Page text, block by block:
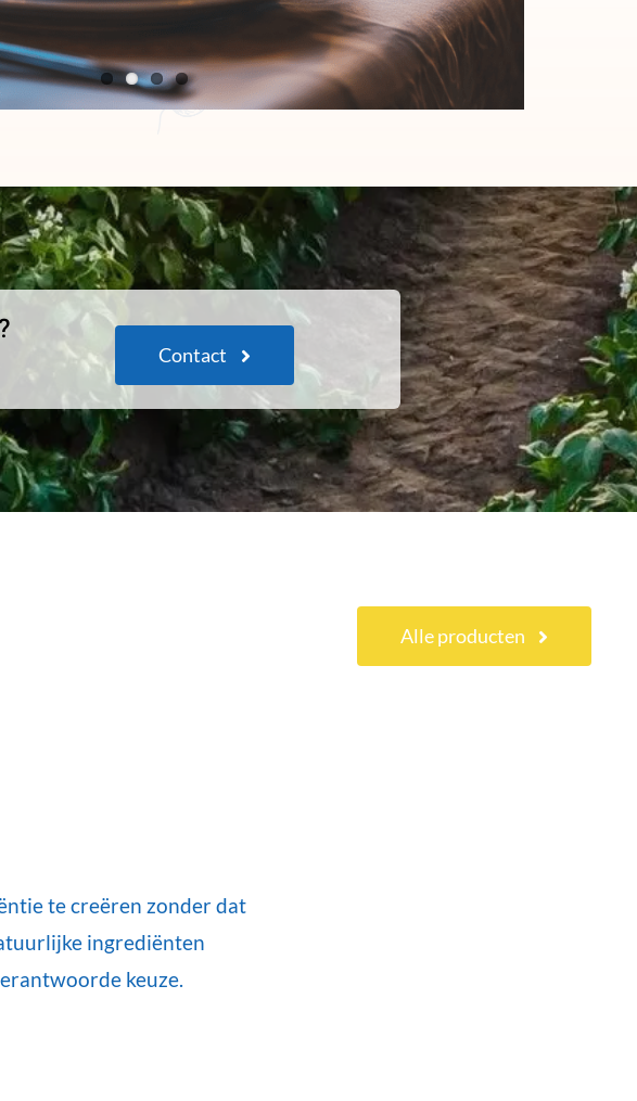
Contact
Alle producten
te creëren zonder dat
ingrediënten
keuze.